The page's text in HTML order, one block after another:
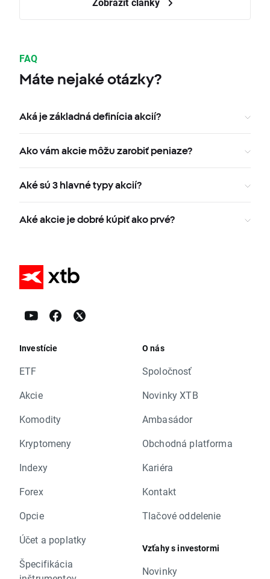
FAQ
Máte nejaké otázky?
Aká je základná definícia akcií?
Ako vám akcie môžu zarobiť peniaze?
Aké sú 3 hlavné typy akcií?
Aké akcie je dobré kúpiť ako prvé?
Investície
ETF
Akcie
Komodity
Kryptomeny
Indexy
Forex
Opcie
Účet a poplatky
Špecifikácia
O nás
Spoločnosť
Novinky XTB
Ambasádor
Obchodná platforma
Kariéra
Kontakt
Tlačové oddelenie
Vzťahy s investormi
Novinky